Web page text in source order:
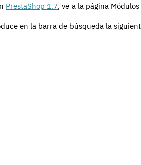
PrestaShop 1.7, ve a la página
en la barra de búsqueda la